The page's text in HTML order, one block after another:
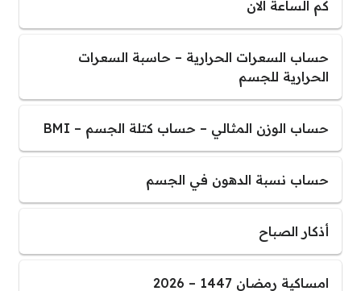
كم الساعة الان
حساب السعرات الحرارية – حاسبة السعرات
الحرارية للجسم
حساب الوزن المثالي – حساب كتلة الجسم – BMI
حساب نسبة الدهون في الجسم
أذكار الصباح
امساكية رمضان 1447 – 2026